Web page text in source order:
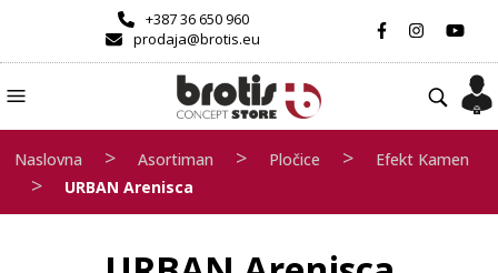
+387 36 650 960
prodaja@brotis.eu
Naslovna > Asortiman > Pločice > Efekt Kamen
> URBAN Arenisca